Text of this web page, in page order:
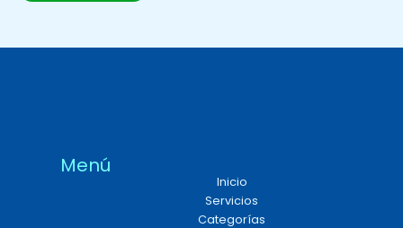
Menú
Inicio
Servicios
Categorías